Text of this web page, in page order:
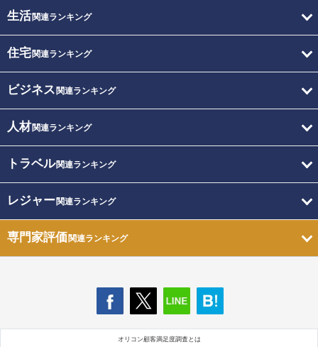
生活関連ランキング
住宅関連ランキング
ビジネス 関連ランキング
人材関連ランキング
トラベル関連ランキング
レジャー関連ランキング
専門家評価関連ランキング
オリコン顧客満足度調査とは